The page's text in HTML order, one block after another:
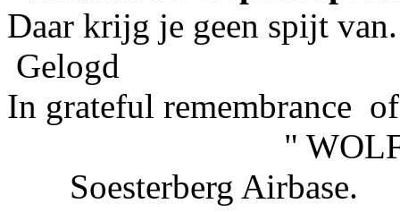
Daar krijg je geen spijt
Gelogd
In grateful remembrance
"
Soesterberg